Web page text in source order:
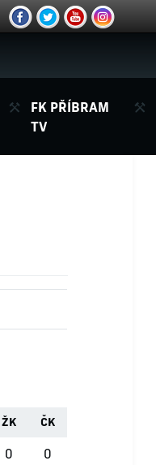
FK PŘÍBRAM
TV
ŽK ČK
0 0